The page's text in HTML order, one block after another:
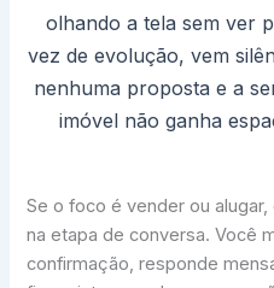
olhando a tela sem ver
vez de evolução, vem
nenhuma proposta e a
imóvel não ganha
Se o foco é vender ou
na etapa de conversa. Você
confirmação, responde